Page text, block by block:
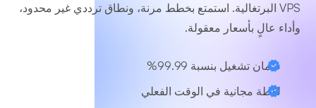
VPS البرتغالية. استمتع بخطط مرنة، ونطاق ترددي غير محدود،
وأداء عالٍ بأسعار معقولة.
ضمان تشغيل بنسبة 99.99%
لقطة مجانية في الوقت الفعلي